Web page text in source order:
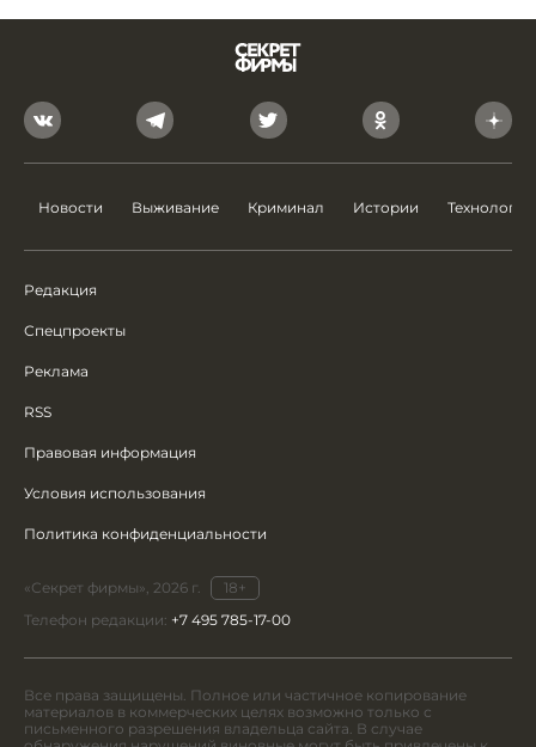
Новости Выживание Криминал Истории Технологии
Редакция
Спецпроекты
Реклама
RSS
Правовая информация
Условия использования
Политика конфиденциальности
«Секрет фирмы», 2026 г.
18+
Телефон редакции: +7 495 785-17-00
Все права защищены. Полное или частичное копирование
материалов в коммерческих целях возможно только с
письменного разрешения владельца сайта. В случае